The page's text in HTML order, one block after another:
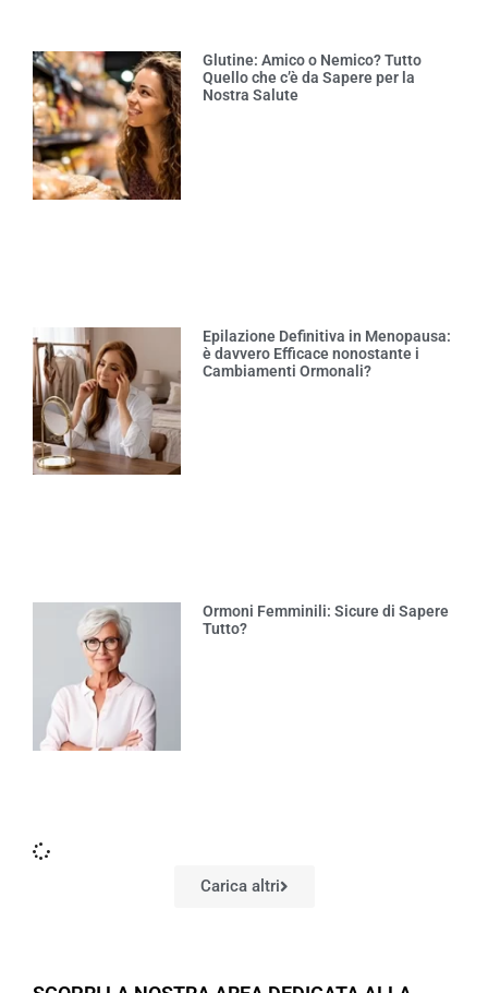
Glutine: Amico o Nemico? Tutto
Quello che c’è da Sapere per la
Nostra Salute
Epilazione Definitiva in Menopausa:
è davvero Efficace nonostante i
Cambiamenti Ormonali?
Ormoni Femminili: Sicure di Sapere
Tutto?
Carica altri